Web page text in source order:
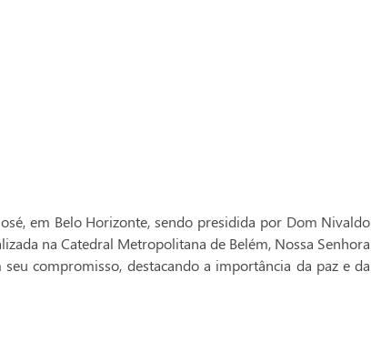
em Belo Horizonte, sendo presidida por Dom Nivaldo
na Catedral Metropolitana de Belém, Nossa Senhora
compromisso, destacando a importância da paz e da